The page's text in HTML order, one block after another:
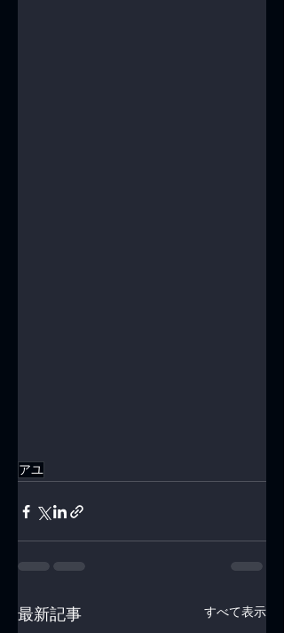
アユ
最新記事 すべて表示